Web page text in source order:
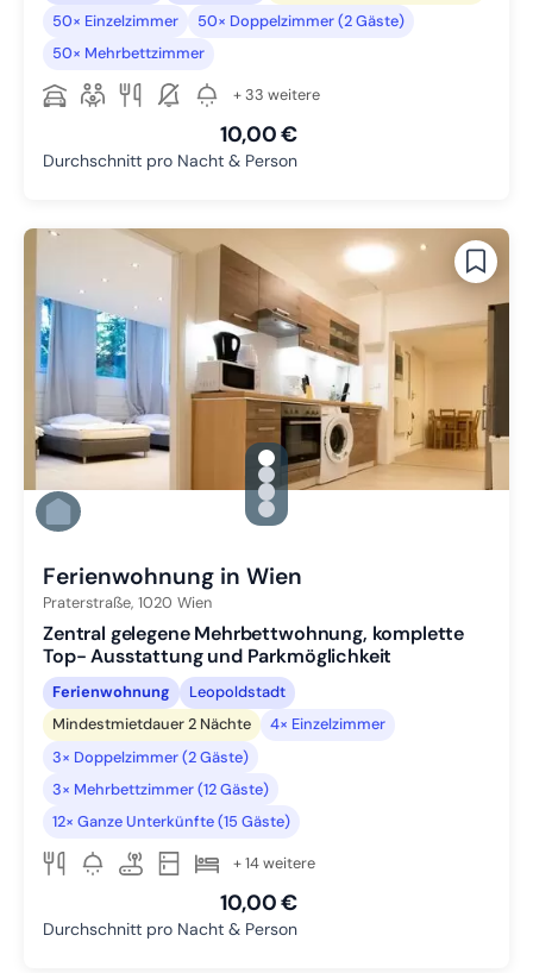
50× Einzelzimmer
50× Doppelzimmer (2 Gäste)
50× Mehrbettzimmer
+ 33 weitere
10,00 €
Durchschnitt pro Nacht & Person
gallery.slide_selector
Zu Slide 1 wechseln
Zu Slide 2 wechseln
Zu Slide 3 wechseln
Zu Slide 4 wechseln
Ferienwohnung in Wien
Praterstraße, 1020 Wien
Zentral gelegene Mehrbettwohnung, komplette
Top- Ausstattung und Parkmöglichkeit
Ferienwohnung
Leopoldstadt
Mindestmietdauer 2 Nächte
4× Einzelzimmer
3× Doppelzimmer (2 Gäste)
3× Mehrbettzimmer (12 Gäste)
12× Ganze Unterkünfte (15 Gäste)
+ 14 weitere
10,00 €
Durchschnitt pro Nacht & Person